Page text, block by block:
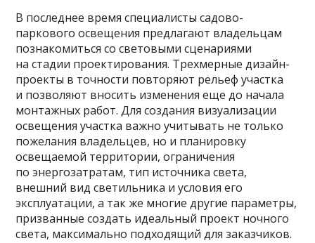
В последнее время специалисты садово-
паркового освещения предлагают владельцам
познакомиться со световыми сценариями
на стадии проектирования. Трехмерные дизайн-
проекты в точности повторяют рельеф участка
и позволяют вносить изменения еще до начала
монтажных работ. Для создания визуализации
освещения участка важно учитывать не только
пожелания владельцев, но и планировку
освещаемой территории, ограничения
по энергозатратам, тип источника света,
внешний вид светильника и условия его
эксплуатации, а так же многие другие параметры,
призванные создать идеальный проект ночного
света, максимально подходящий для заказчиков.